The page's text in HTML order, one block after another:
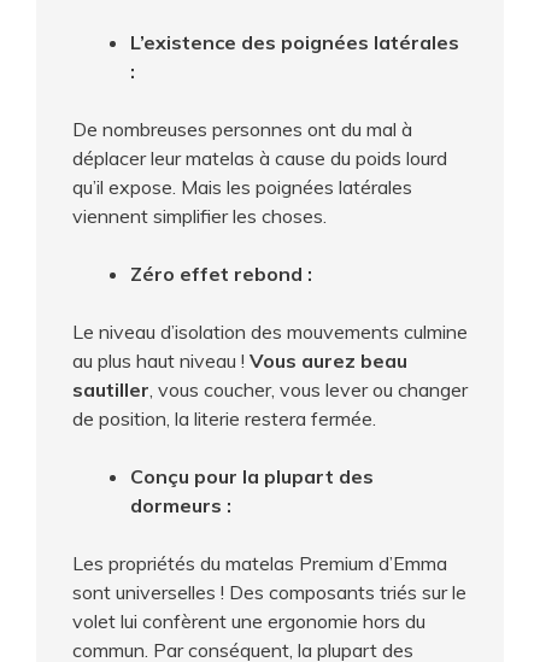
L’existence des poignées latérales
:
De nombreuses personnes ont du mal à
déplacer leur matelas à cause du poids lourd
qu’il expose. Mais les poignées latérales
viennent simplifier les choses.
Zéro effet rebond :
Le niveau d’isolation des mouvements culmine
au plus haut niveau ! Vous aurez beau
sautiller, vous coucher, vous lever ou changer
de position, la literie restera fermée.
Conçu pour la plupart des
dormeurs :
Les propriétés du matelas Premium d’Emma
sont universelles ! Des composants triés sur le
volet lui confèrent une ergonomie hors du
commun. Par conséquent, la plupart des